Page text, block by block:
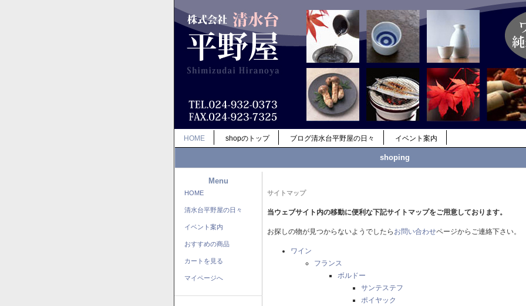
HOME shopのトップ ブログ清水台平野屋の日々 イベント案内
shoping
Menu
HOME
清水台平野屋の日々
イベント案内
おすすめの商品
カートを見る
マイページへ
サイトマップ
当ウェブサイト内の移動に便利な下記サイトマップをご用意しております。
お探しの物が見つからないようでしたら お問い合わせページからご連絡下さい。
ワイン
フランス
ボルドー
サンテステフ
ポイヤック